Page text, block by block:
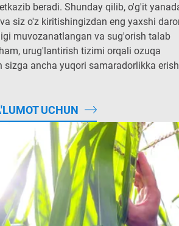
beradi. Shunday qilib, o'g'it
siz o'z kiritishingizdan eng yaxshi
muvozanatlangan va sug'orish talab
urug'lantirish tizimi orqali ozuqa
sizga ancha yuqori samaradorlikka
UCHUN